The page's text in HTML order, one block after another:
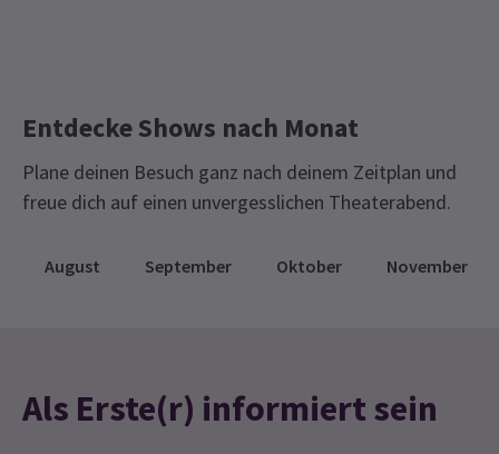
Entdecke Shows nach Monat
Plane deinen Besuch ganz nach deinem Zeitplan und
freue dich auf einen unvergesslichen Theaterabend.
August September Oktober November
Als Erste(r) informiert sein